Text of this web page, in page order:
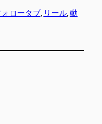
ォロータブ, リール, 動